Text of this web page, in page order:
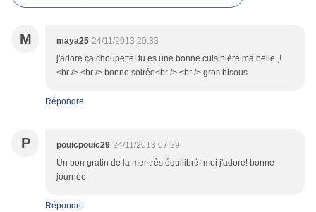
M maya25 24/11/2013 20:33
j'adore ça choupette! tu es une bonne cuisinière ma belle ,!
<br /> <br /> bonne soirée<br /> <br /> gros bisous
Répondre
P pouicpouic29 24/11/2013 07:29
Un bon gratin de la mer très équilibré! moi j'adore! bonne
journée
Répondre